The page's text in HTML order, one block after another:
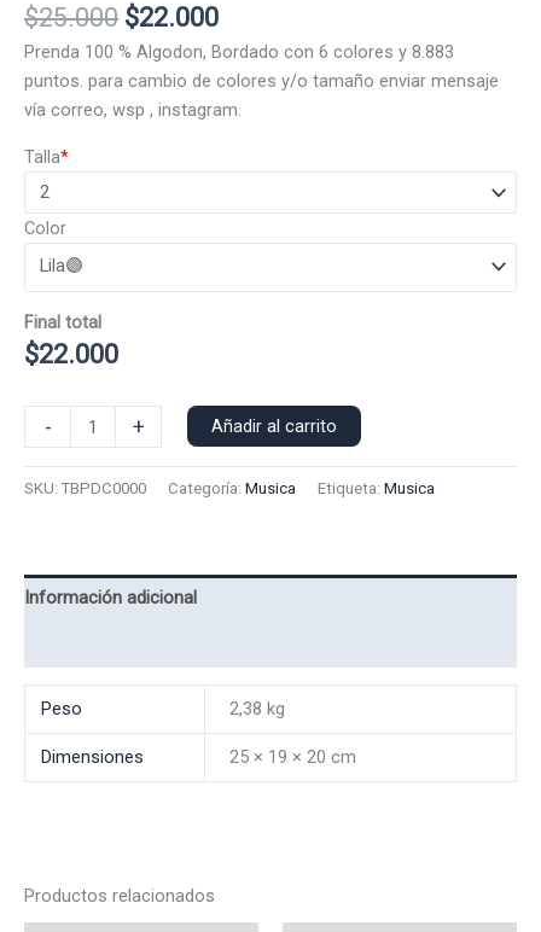
$25.000 El
precio
original
era:
$22.000El
precio
actual
es:
Prenda 100 % Algodon, Bordado con 6 colores y 8.883
puntos. para cambio de colores y/o tamaño enviar mensaje
vía correo, wsp , instagram.
*
Talla
Color
Final total
$22.000
-
Capucha
cantidad
+ Añadir al carrito
SKU: TBPDC0000 Categoría: Musica Etiqueta: Musica
Información adicional
Peso 2,38 kg
Dimensiones 25 × 19 × 20 cm
Productos relacionados